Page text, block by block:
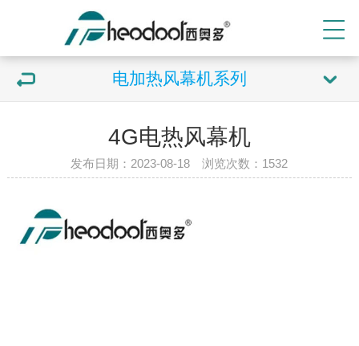
电加热风幕机系列
4G电热风幕机
发布日期：2023-08-18 浏览次数： 1532